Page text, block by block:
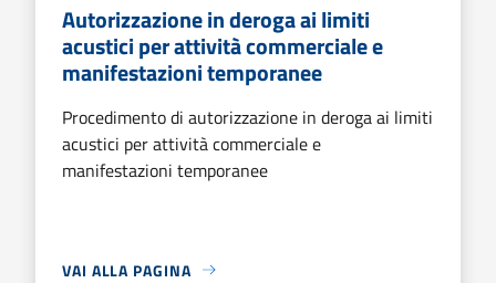
Autorizzazione in deroga ai limiti
acustici per attività commerciale e
manifestazioni temporanee
Procedimento di autorizzazione in deroga ai limiti
acustici per attività commerciale e
manifestazioni temporanee
VAI ALLA PAGINA